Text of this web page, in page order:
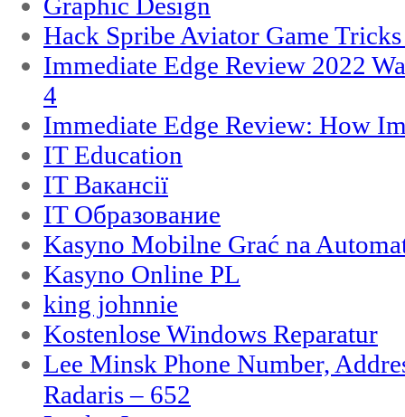
Hack Spribe Aviator Game
Immediate Edge Review 2022
4
Immediate Edge Review: How
IT Education
IT Вакансії
IT Образование
Kasyno Mobilne Grać na
Kasyno Online PL
king johnnie
Kostenlose Windows Reparatur
Lee Minsk Phone Number,
Radaris – 652